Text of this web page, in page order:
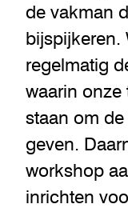
de vakman
bijspijkeren.
regelmatig
waarin onze
staan om
geven.
workshop
inrichten